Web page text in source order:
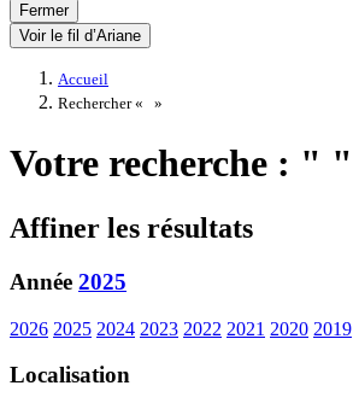
Fermer
Voir le fil d’Ariane
Accueil
Rechercher «
»
Votre recherche : " "
Affiner les résultats
Année 2025
2026 2025 2024 2023 2022 2021 2020 2019
Localisation